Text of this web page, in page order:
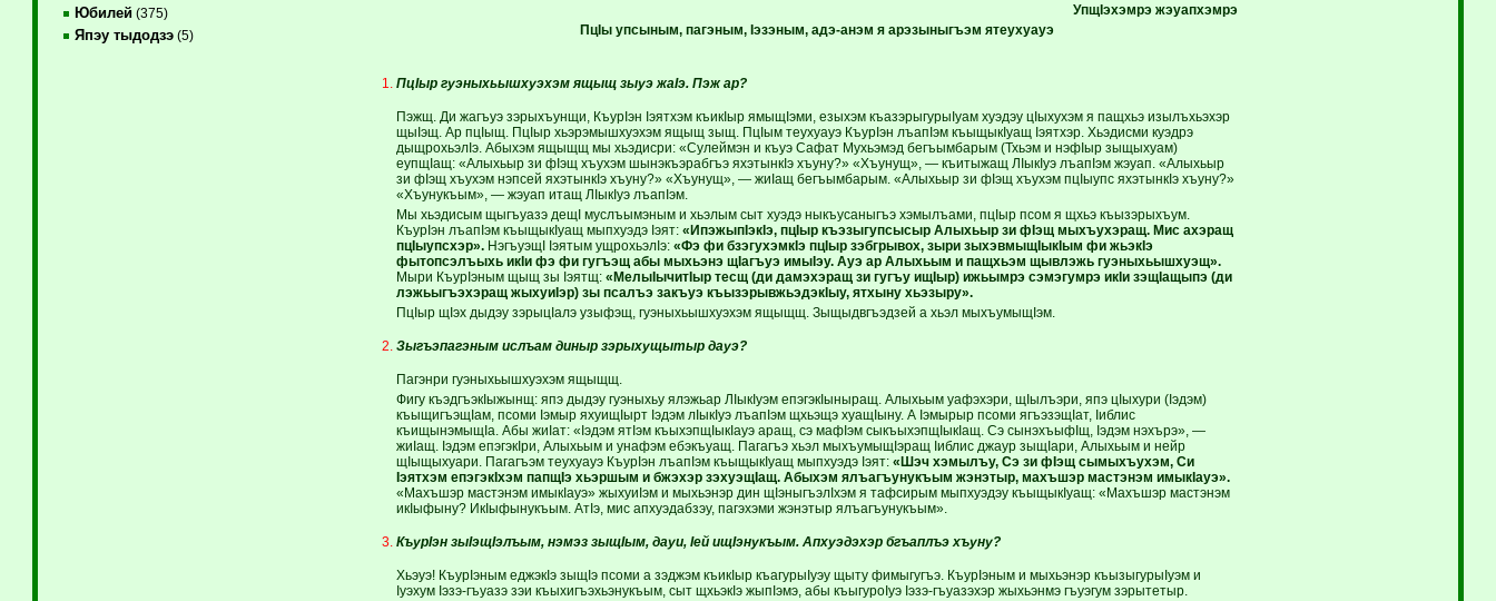
Юбилей(375)
Япэу тыдодзэ(5)
УпщIэхэмрэ жэуапхэмрэ
ПцIы упсыным, пагэным, Iэзэным,адэ-анэм я арэзыныгъэм ятеухуауэ
ПцIыр гуэныхьышхуэхэм ящыщ зыуэ жаIэ. Пэж ар?
Пэжщ. Ди жагъуэ зэрыхъунщи, КъурIэн Iэятхэм къикIыр ямыщIэми, езыхэм къазэрыгурыIуам хуэдэу цIыхухэм я пащхьэ изылъхьэхэр
щыIэщ. Ар пцIыщ. ПцIыр хьэрэмышхуэхэм ящыщ зыщ. ПцIым теухуауэ КъурIэн лъапIэм къыщыкIуащ Iэятхэр. Хьэдисми куэдрэ
дыщрохьэлIэ. Абыхэм ящыщщ мы хьэдисри: «Сулеймэн и къуэ Сафат Мухьэмэд бегъымбарым (Тхьэм и нэфIыр зыщыхуам)
еупщIащ: «Алыхьыр зи фIэщ хъухэм шынэкъэрабгъэ яхэтынкIэ хъуну?» «Хъунущ», — къитыжащ ЛIыкIуэ лъапIэм жэуап. «Алыхьыр
зи фIэщ хъухэм нэпсей яхэтынкIэ хъуну?» «Хъунущ», — жиIащ бегъымбарым. «Алыхьыр зи фIэщ хъухэм пцIыупс яхэтынкIэ хъуну?»
«Хъунукъым», — жэуап итащ ЛIыкIуэ лъапIэм.
Мы хьэдисым щыгъуазэ дещI муслъымэным и хьэлым сыт хуэдэ ныкъусаныгъэ хэмылъами, пцIыр псом я щхьэ къызэрыхъум.
КъурIэн лъапIэм къыщыкIуащ мыпхуэдэ Iэят: «ИпэжыпIэкIэ, пцIыр къэзыгупсысыр Алыхьыр зи фIэщ мыхъухэращ. Мис ахэращ
пцIыупсхэр».НэгъуэщI Iэятым ущрохьэлIэ: «Фэ фи бзэгухэмкIэ пцIыр зэбгрывох, зыри зыхэвмыщIыкIым фи жьэкIэ
фытопсэлъыхь икIи фэ фи гугъэщ абы мыхьэнэ щIагъуэ имыIэу. Ауэ ар Алыхьым и пащхьэм щывлэжь гуэныхьышхуэщ».
Мыри КъурIэным щыщ зы Iэятщ: «МелыIычитIыр тесщ (ди дамэхэращ зи гугъу ищIыр) ижьымрэ сэмэгумрэ икIи зэщIащыпэ (ди
лэжьыгъэхэращ жыхуиIэр) зы псалъэ закъуэ къызэрывжьэдэкIыу, ятхыну хьэзыру».
ПцIыр щIэх дыдэу зэрыцIалэ узыфэщ, гуэныхьышхуэхэм ящыщщ. Зыщыдвгъэдзей а хьэл мыхъумыщIэм.
Зыгъэпагэным ислъам диныр зэрыхущытыр дауэ?
Пагэнри гуэныхьышхуэхэм ящыщщ.
Фигу къэдгъэкIыжынщ: япэ дыдэу гуэныхьу ялэжьар ЛIыкIуэм епэгэкIыныращ. Алыхьым уафэхэри, щIылъэри, япэ цIыхури (Iэдэм)
къыщигъэщIам, псоми Iэмыр яхуищIырт Iэдэм лIыкIуэ лъапIэм щхьэщэ хуащIыну. А Iэмырыр псоми ягъэзэщIат, Iиблис
къищынэмыщIа. Абы жиIат: «Iэдэм ятIэм къыхэпщIыкIауэ аращ, сэ мафIэм сыкъыхэпщIыкIащ. Сэ сынэхъыфIщ, Iэдэм нэхърэ», —
жиIащ. Iэдэм епэгэкIри, Алыхьым и унафэм ебэкъуащ. Пагагъэ хьэл мыхъумыщIэращ Iиблис джаур зыщIари, Алыхьым и нейр
щIыщыхуари. Пагагъэм теухуауэ КъурIэн лъапIэм къыщыкIуащ мыпхуэдэ Iэят: «Шэч хэмылъу, Сэ зи фIэщ сымыхъухэм, Си
Iэятхэм епэгэкIхэм папщIэ хьэршым и бжэхэр зэхуэщIащ. Абыхэм ялъагъунукъым жэнэтыр, махъшэр мастэнэм имыкIауэ».
«Махъшэр мастэнэм имыкIауэ» жыхуиIэм и мыхьэнэр дин щIэныгъэлIхэм я тафсирым мыпхуэдэу къыщыкIуащ: «Махъшэр мастэнэм
икIыфыну? ИкIыфынукъым. АтIэ, мис апхуэдабзэу, пагэхэми жэнэтыр ялъагъунукъым».
КъурIэн зыIэщIэлъым, нэмэз зыщIым, дауи, Iей ищIэнукъым. Апхуэдэхэр бгъаплъэ хъуну?
Хьэуэ! КъурIэным еджэкIэ зыщIэ псоми а зэджэм къикIыр къагурыIуэу щыту фимыгугъэ. КъурIэным и мыхьэнэр къызыгурыIуэм и
Iуэхум Iэзэ-гъуазэ зэи къыхигъэхьэнукъым, сыт щхьэкIэ жыпIэмэ, абы къыгуроIуэ Iэзэ-гъуазэхэр жыхьэнмэ гъуэгум зэрытетыр.